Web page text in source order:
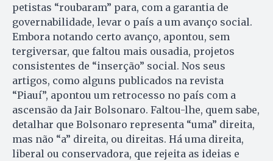
petistas “roubaram” para, com a garantia de
governabilidade, levar o país a um avanço social.
Embora notando certo avanço, apontou, sem
tergiversar, que faltou mais ousadia, projetos
consistentes de “inserção” social. Nos seus
artigos, como alguns publicados na revista
“Piauí”, apontou um retrocesso no país com a
ascensão da Jair Bolsonaro. Faltou-lhe, quem sabe,
detalhar que Bolsonaro representa “uma” direita,
mas não “a” direita, ou direitas. Há uma direita,
liberal ou conservadora, que rejeita as ideias e